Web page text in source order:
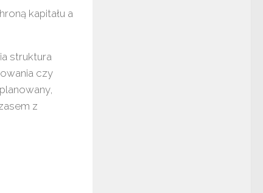
kapitału a
struktura
czy
z